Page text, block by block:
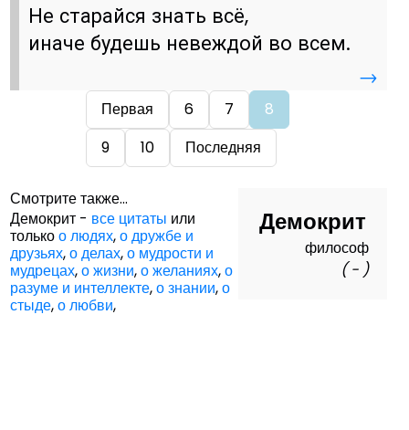
Не старайся знать всё,
иначе будешь невеждой во всем.
→
Первая 6 7
8
9
10 Последняя
Демокрит
философ
( - )
Смотрите также...
Демокрит - все цитаты или
толькоо людях,о дружбе и
друзьях,о делах,о мудрости и
мудрецах,о жизни,о желаниях,о
разуме и интеллекте,о знании,о
стыде,о любви,